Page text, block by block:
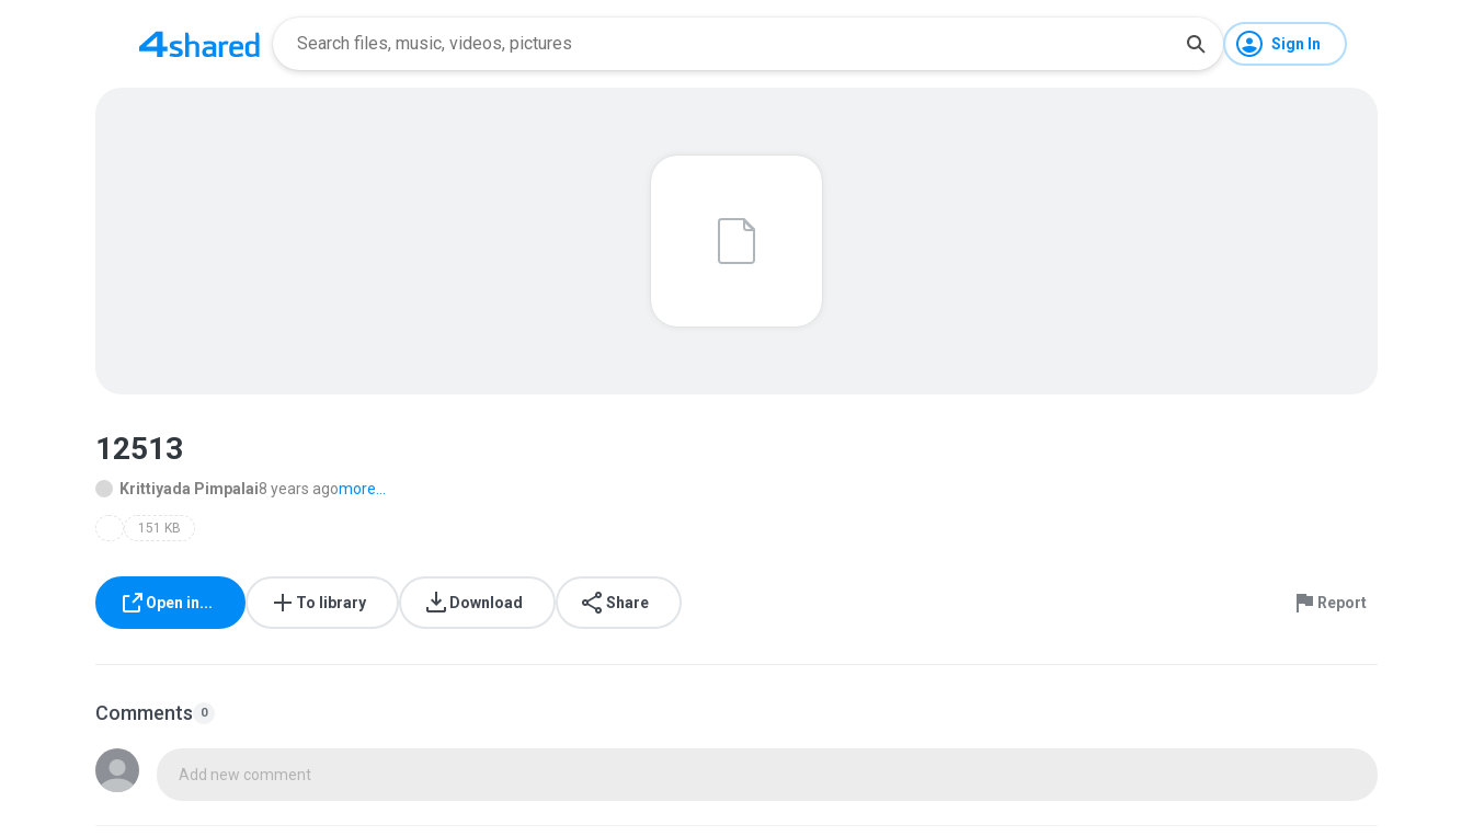
Sign In
12513
Krittiyada Pimpalai8 years agomore...
151 KB
Open in... To library Download Share Report
Comments 0
Add new comment